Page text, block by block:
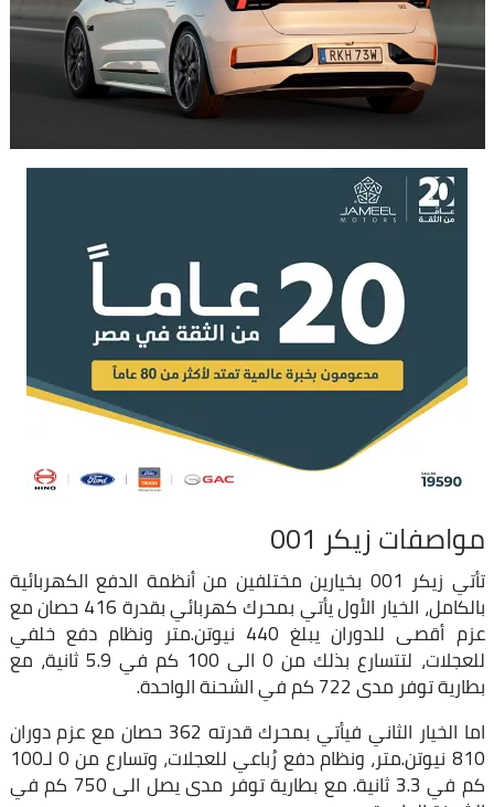
مواصفات زيكر 001
تأتي زيكر 001 بخيارين مختلفين من أنظمة الدفع الكهربائية
بالكامل، الخيار الأول يأتي بمحرك كهربائي بقدرة 416 حصان مع
عزم أقصى للدوران يبلغ 440 نيوتن.متر ونظام دفع خلفي
للعجلات، لتتسارع بذلك من 0 الى 100 كم في 5.9 ثانية، مع
بطارية توفر مدى 722 كم في الشحنة الواحدة.
اما الخيار الثاني فيأتي بمحرك قدرته 362 حصان مع عزم دوران
810 نيوتن.متر، ونظام دفع رُباعي للعجلات، وتسارع من 0 لـ100
كم في 3.3 ثانية. مع بطارية توفر مدى يصل الى 750 كم في